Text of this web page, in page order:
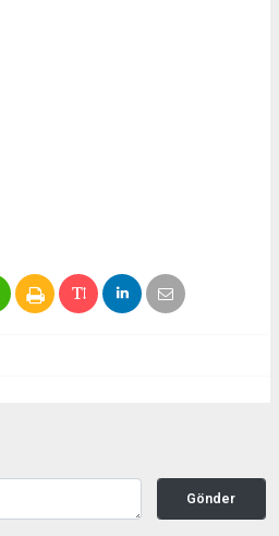
Gönder